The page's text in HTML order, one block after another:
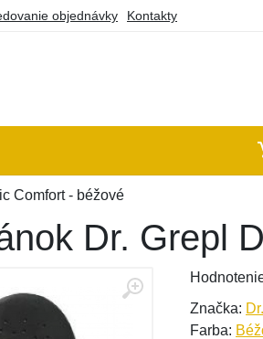
objednávky Kontakty
Comfort - béžové
Dr. Grepl
Značka:
Farba: